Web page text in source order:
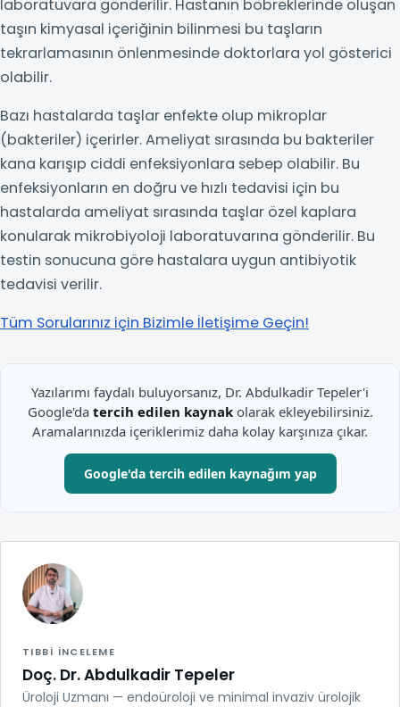
laboratuvara gönderilir. Hastanın böbreklerinde oluşan
taşın kimyasal içeriğinin bilinmesi bu taşların
tekrarlamasının önlenmesinde doktorlara yol gösterici
olabilir.
Bazı hastalarda taşlar enfekte olup mikroplar
(bakteriler) içerirler. Ameliyat sırasında bu bakteriler
kana karışıp ciddi enfeksiyonlara sebep olabilir. Bu
enfeksiyonların en doğru ve hızlı tedavisi için bu
hastalarda ameliyat sırasında taşlar özel kaplara
konularak mikrobiyoloji laboratuvarına gönderilir. Bu
testin sonucuna göre hastalara uygun antibiyotik
tedavisi verilir.
Tüm Sorularınız için Bizimle İletişime Geçin!
Yazılarımı faydalı buluyorsanız, Dr. Abdulkadir Tepeler'i
Google'da tercih edilen kaynakolarak ekleyebilirsiniz.
Aramalarınızda içeriklerimiz daha kolay karşınıza çıkar.
Google'da tercih edilen kaynağım yap
TIBBI INCELEME
Doç. Dr. Abdulkadir Tepeler
Üroloji Uzmanı — endoüroloji ve minimal invaziv ürolojik